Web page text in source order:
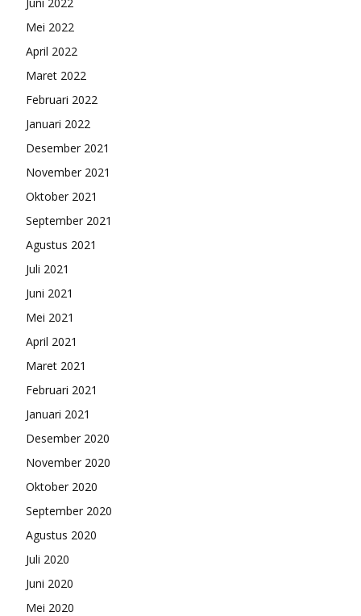
Mei 2022
April 2022
Maret 2022
Februari 2022
Januari 2022
Desember 2021
November 2021
Oktober 2021
September 2021
Agustus 2021
Juli 2021
Juni 2021
Mei 2021
April 2021
Maret 2021
Februari 2021
Januari 2021
Desember 2020
November 2020
Oktober 2020
September 2020
Agustus 2020
Juli 2020
Juni 2020
Mei 2020